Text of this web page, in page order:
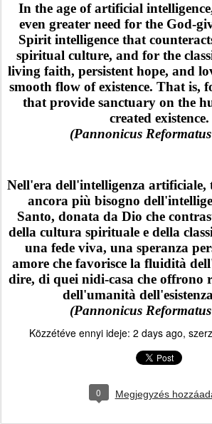
In the age of artificial
even greater need for the God-
Spirit intelligence that
spiritual culture, and for the
living faith, persistent hope, and
smooth flow of existence. That is,
that provide sanctuary on the
created existence.
(Pannonicus
Nell'era dell'intelligenza
ancora più bisogno
Santo, donata da Dio che
della cultura spirituale e della
una fede viva, una speranza
amore che favorisce la fluidità
dire, di quei nidi-casa che offrono
dell'umanità
(Pannonicus
Közzétéve ennyi ideje: 2 days ago,
0 Megjegyzés